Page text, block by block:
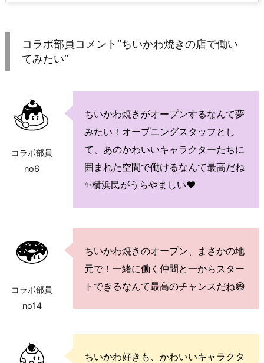
コラボ部員コメント”ちいかわ焼きの店で働い
てみたい”
コラボ部員
no6
ちいかわ焼きがオープンするなんて夢
みたい！オープニングスタッフとし
て、あのかわいいキャラクターたちに
囲まれた空間で働けるなんて最高だね
✨横浜民がうらやましい♥
コラボ部員
no14
ちいかわ焼きのオープン、まさかの地
元で！一緒に働く仲間と一からスター
トできるなんて最高のチャンスだね😄
ちいかわ好きも、かわいいキャラクタ